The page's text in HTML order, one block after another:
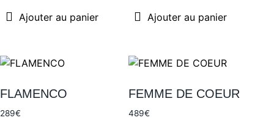
Ajouter au panier Ajouter au panier
FLAMENCO
289€
FEMME DE COEUR
489€